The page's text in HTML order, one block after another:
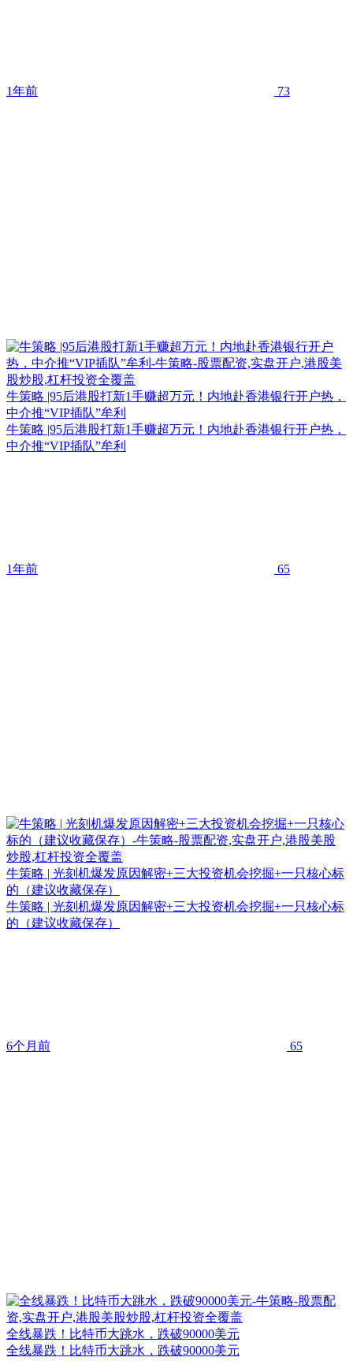
1年前 73
牛策略 |95后港股打新1手赚超万元！内地赴香港银行开户热，
中介推“VIP插队”牟利
牛策略 |95后港股打新1手赚超万元！内地赴香港银行开户热，
中介推“VIP插队”牟利
1年前 65
牛策略 | 光刻机爆发原因解密+三大投资机会挖掘+一只核心标
的（建议收藏保存）
牛策略 | 光刻机爆发原因解密+三大投资机会挖掘+一只核心标
的（建议收藏保存）
6个月前 65
全线暴跌！比特币大跳水，跌破90000美元
全线暴跌！比特币大跳水，跌破90000美元